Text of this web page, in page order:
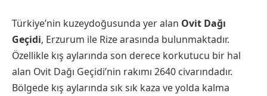
Türkiye’nin kuzeydoğusunda yer alan Ovit Dağı
Geçidi, Erzurum ile Rize arasında bulunmaktadır.
Özellikle kış aylarında son derece korkutucu bir hal
alan Ovit Dağı Geçidi’nin rakımı 2640 civarındadır.
Bölgede kış aylarında sık sık kaza ve yolda kalma